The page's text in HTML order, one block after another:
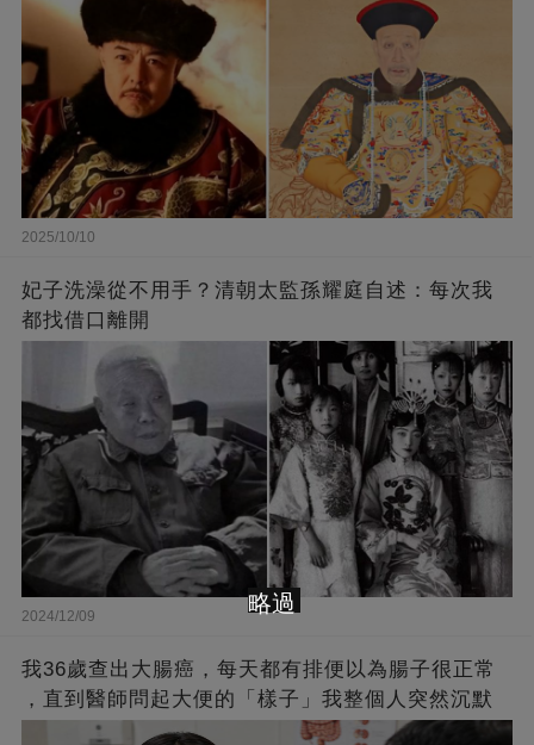
2025/10/10
妃子洗澡從不用手？清朝太監孫耀庭自述：每次我
都找借口離開
2024/12/09
我36歲查出大腸癌，每天都有排便以為腸子很正常
，直到醫師問起大便的「樣子」我整個人突然沉默
略過